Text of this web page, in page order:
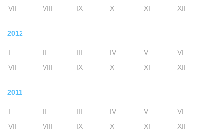
VII
VIII IX X XI XII
2012
I II III IV V
VI
VII
VIII IX X XI XII
2011
I II III IV V
VI
VII
VIII IX X XI XII